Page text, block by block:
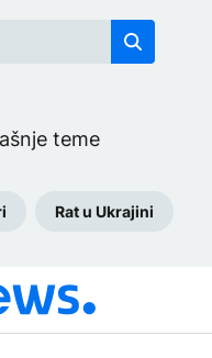
teme
Rat u Ukrajini